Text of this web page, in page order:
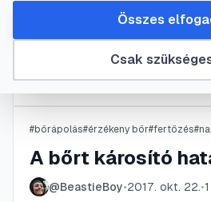
érzékeny bőr #napfény
Az érzékeny bőr
@Jedi•2017. nov. 12.•1perc
#bőrápolás#érzékeny bőr#fertőzés#
A bőrt károsító
@BeastieBoy•2017. okt. 22.•1
Csak
Összes